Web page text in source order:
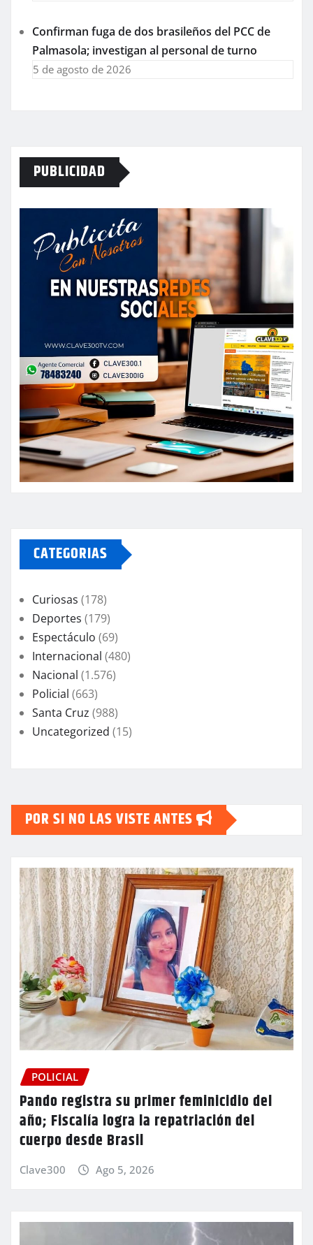
Confirman fuga de dos brasileños del PCC de
Palmasola; investigan al personal de turno
5 de agosto de 2026
PUBLICIDAD
CATEGORIAS
Curiosas (178)
Deportes (179)
Espectáculo (69)
Internacional (480)
Nacional (1.576)
Policial (663)
Santa Cruz (988)
Uncategorized (15)
POR SI NO LAS VISTE ANTES
POLICIAL
Pando registra su primer feminicidio del
año; Fiscalía logra la repatriación del
cuerpo desde Brasil
Clave300 Ago 5, 2026